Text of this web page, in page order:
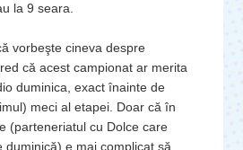
la 9 seara.
vorbeşte cineva despre
că acest campionat ar merita
duminica, exact înainte de
meci al etapei. Doar că în
(parteneriatul cu Dolce care
duminică) e mai complicat să